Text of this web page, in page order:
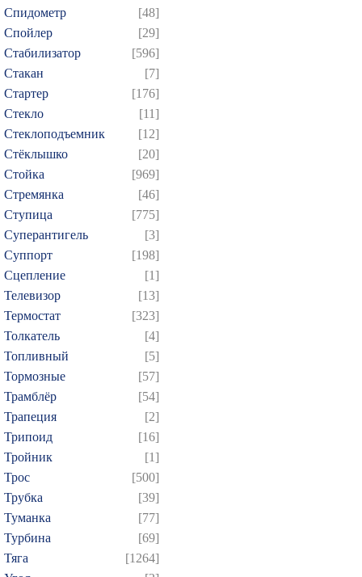
Спидометр
[48]
Спойлер
[29]
Стабилизатор
[596]
Стакан
[7]
Стартер
[176]
Стекло
[11]
Стеклоподъемник
[12]
Стёклышко
[20]
Стойка
[969]
Стремянка
[46]
Ступица
[775]
Суперантигель
[3]
Суппорт
[198]
Сцепление
[1]
Телевизор
[13]
Термостат
[323]
Толкатель
[4]
Топливный
[5]
Тормозные
[57]
Трамблёр
[54]
Трапеция
[2]
Трипоид
[16]
Тройник
[1]
Трос
[500]
Трубка
[39]
Туманка
[77]
Турбина
[69]
Тяга
[1264]